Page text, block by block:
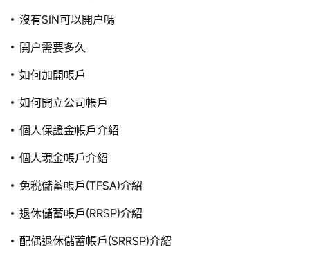
沒有SIN可以開户嗎
開户需要多久
如何加開帳戶
如何開立公司帳戶
個人保證金帳戶介紹
個人現金帳戶介紹
免税儲蓄帳戶(TFSA)介紹
退休儲蓄帳戶(RRSP)介紹
配偶退休儲蓄帳戶(SRRSP)介紹